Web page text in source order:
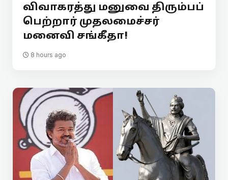
விவாகரத்து மனுவை திரும்பப்
பெற்றார் முதலமைச்சர்
மனைவி சங்கீதா!
8 hours ago